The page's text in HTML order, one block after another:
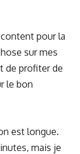
content pour la
sur mes
de profiter de
le bon
est longue.
mais je